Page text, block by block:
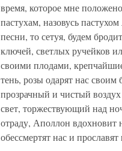
время, которое мне
пастухам, назовусь пастухом
песни, то сетуя, будем
ключей, светлых ручейков
своими плодами,
тень, розы одарят нас
прозрачный и чистый
свет, торжествующий над
отраду, Аполлон вдохновит
обессмертят нас и